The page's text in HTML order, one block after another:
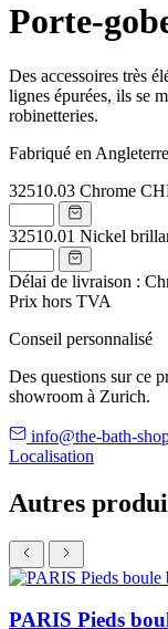
Porte-
Des accessoires très
lignes épurées, ils se
robinetteries.
Fabriqué en
32510.03 Chrome
32510.01 Nickel
Délai de livraison :
Prix hors TVA
Conseil personnalisé
Des questions sur ce
showroom à Zurich.
info@the-bath-
Localisation
Autres
PARIS Pieds